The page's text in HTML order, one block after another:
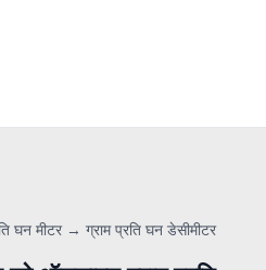
घन मीटर → ग्राम प्रति घन डेसीमीटर